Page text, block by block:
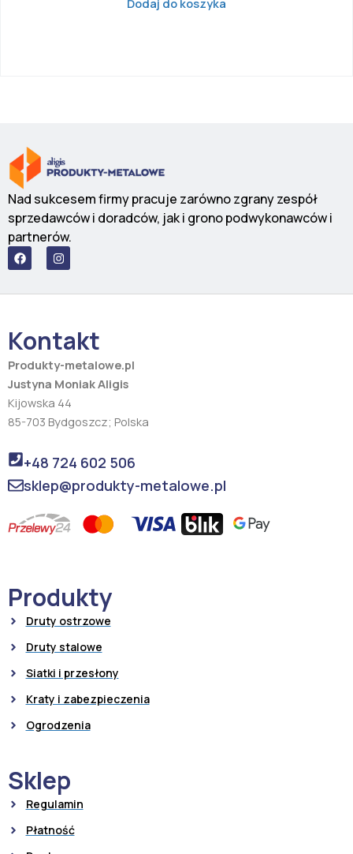
Dodaj do koszyka
Nad sukcesem firmy pracuje zarówno zgrany zespół
sprzedawców i doradców, jak i grono podwykonawców i
partnerów.
F
a
c
b
k
I
n
s
a
a
m
Kontakt
Produkty-metalowe.pl
Justyna Moniak Aligis
Kijowska 44
85-703 Bydgoszcz; Polska
+48 724 602 506
sklep@produkty-metalowe.pl
Produkty
Druty ostrzowe
Druty stalowe
Siatki i przesłony
Kraty i zabezpieczenia
Ogrodzenia
Sklep
Regulamin
Płatność